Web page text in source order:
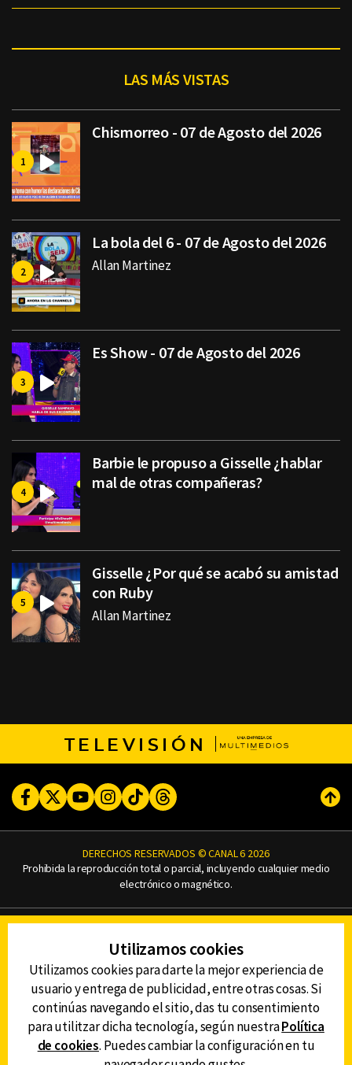
LAS MÁS VISTAS
Chismorreo - 07 de Agosto del 2026
La bola del 6 - 07 de Agosto del 2026
Allan Martinez
Es Show - 07 de Agosto del 2026
Barbie le propuso a Gisselle ¿hablar
mal de otras compañeras?
Gisselle ¿Por qué se acabó su amistad
con Ruby
Allan Martinez
TELEVISIÓN
FacebookTwitterYoutubeInstagram
TikTokThreads
DERECHOS RESERVADOS © CANAL 6 2026
Prohibida la reproducción total o parcial, incluyendo cualquier medio
electrónico o magnético.
AVISO DE PRIVACIDAD
AVISO LEGAL
DEFENSORÍA DE LAS AUDIENCIAS
DESCARGA LA APP DE CANAL 6
Utilizamos cookies
Utilizamos cookies para darte la mejor experiencia de
usuario y entrega de publicidad, entre otras cosas. Si
continúas navegando el sitio, das tu consentimiento
para utilitzar dicha tecnología, según nuestraPolítica
de cookies. Puedes cambiar la configuración en tu